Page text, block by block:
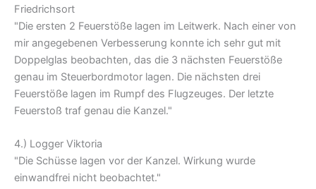
Friedrichsort
"Die ersten 2 Feuerstöße lagen im Leitwerk. Nach einer von
mir angegebenen Verbesserung konnte ich sehr gut mit
Doppelglas beobachten, das die 3 nächsten Feuerstöße
genau im Steuerbordmotor lagen. Die nächsten drei
Feuerstöße lagen im Rumpf des Flugzeuges. Der letzte
Feuerstoß traf genau die Kanzel."
4.) Logger Viktoria
"Die Schüsse lagen vor der Kanzel. Wirkung wurde
einwandfrei nicht beobachtet."